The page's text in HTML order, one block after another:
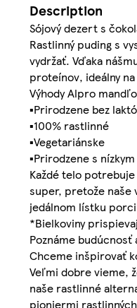
Description
Sójový dezert s
Rastlinný puding s
vydržať. Vďaka
proteínov, ideálny
Výhody Alpro
▪Prirodzene bez
▪100% rastlinné
▪Vegetariánske
▪Prirodzene s
Každé telo
super, pretože naše
jedálnom lístku
*Bielkoviny
Poznáme budúcnosť
Chceme inšpirovať
Veľmi dobre vieme,
naše rastlinné
pioniermi